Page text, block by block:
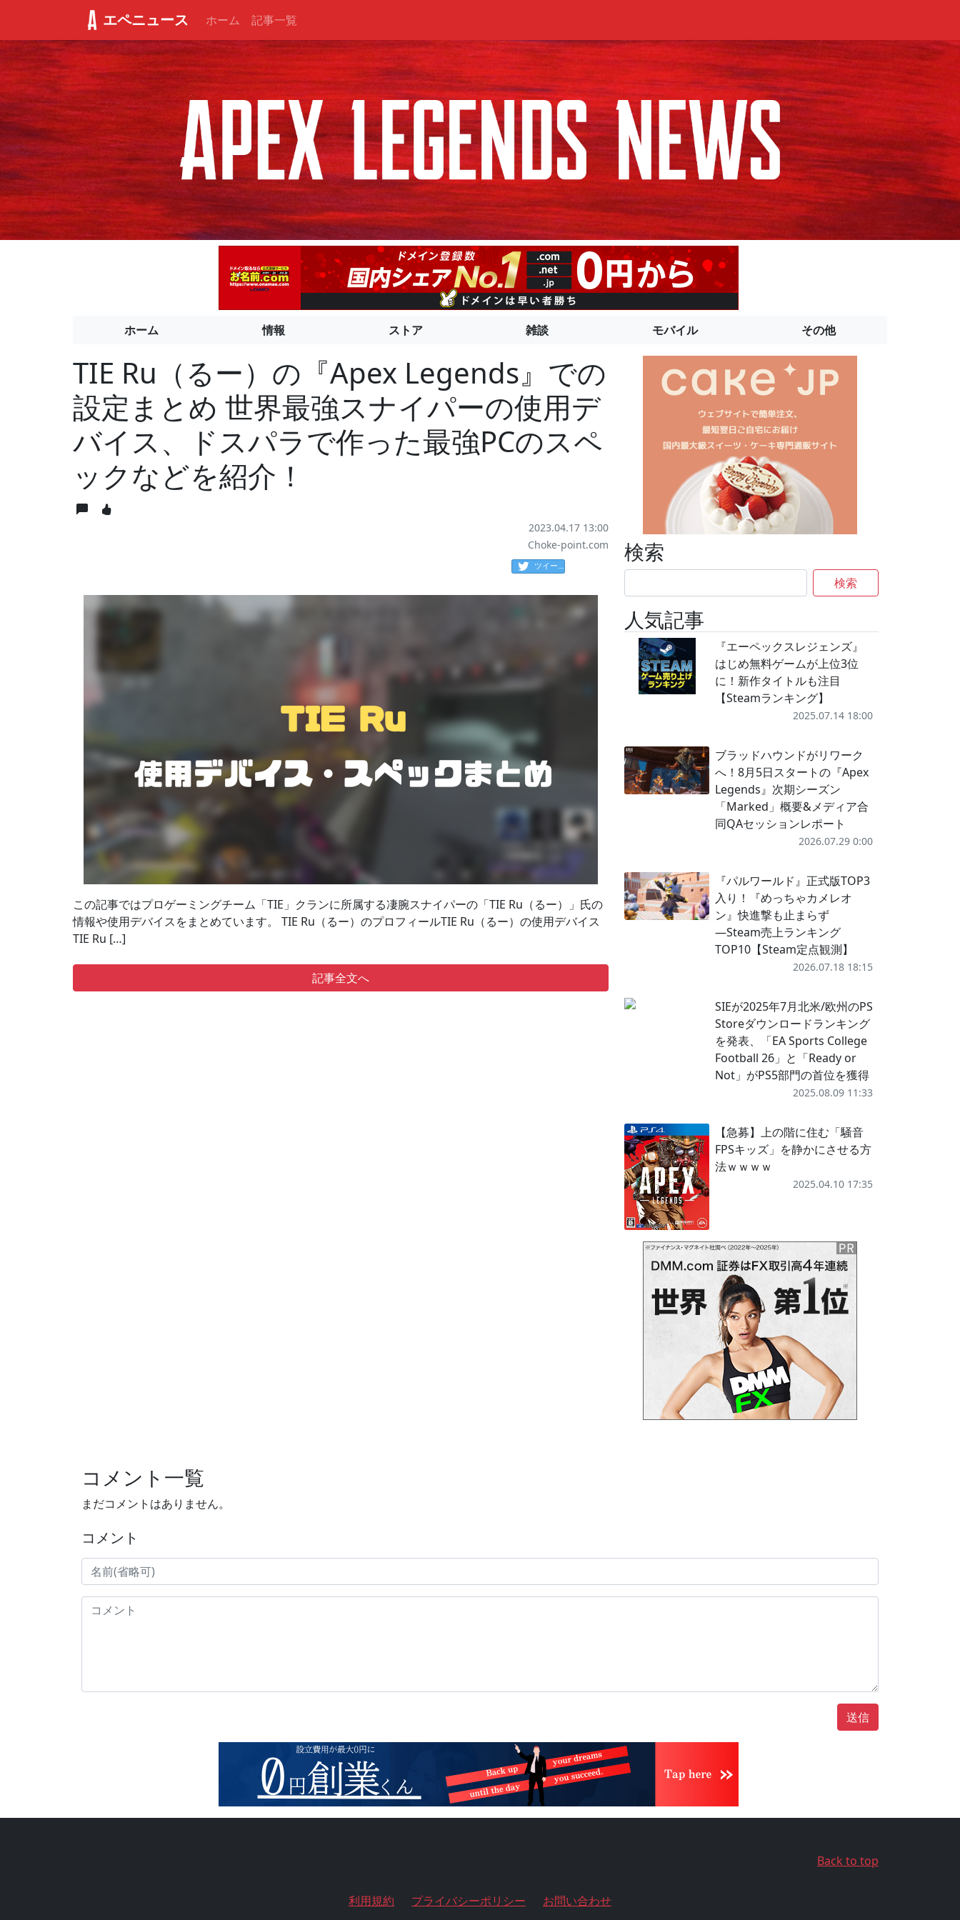
エペニュース ホーム 記事一覧
ホーム 情報 ストア 雑談 モバイル その他
TIE Ru（るー）の『Apex Legends』での
設定まとめ 世界最強スナイパーの使用デ
バイス、ドスパラで作った最強PCのスペ
ックなどを紹介！
2023.04.17 13:00
Choke-point.com
ツイート
この記事ではプロゲーミングチーム「TIE」クランに所属する凄腕スナイパーの「TIE Ru（るー）」氏の
情報や使用デバイスをまとめています。 TIE Ru（るー）のプロフィールTIE Ru（るー）の使用デバイス
TIE Ru […]
記事全文へ
検索
検索
人気記事
『エーペックスレジェンズ』
はじめ無料ゲームが上位3位
に！新作タイトルも注目
【Steamランキング】
2025.07.14 18:00
ブラッドハウンドがリワーク
へ！8月5日スタートの『Apex
Legends』次期シーズン
「Marked」概要&メディア合
同QAセッションレポート
2026.07.29 0:00
『パルワールド』正式版TOP3
入り！『めっちゃカメレオ
ン』快進撃も止まらず
―Steam売上ランキング
TOP10【Steam定点観測】
2026.07.18 18:15
SIEが2025年7月北米/欧州のPS
Storeダウンロードランキング
を発表、「EA Sports College
Football 26」と「Ready or
Not」がPS5部門の首位を獲得
2025.08.09 11:33
【急募】上の階に住む「騒音
FPSキッズ」を静かにさせる方
法ｗｗｗｗ
2025.04.10 17:35
コメント一覧
まだコメントはありません。
コメント
送信
Back to top
利用規約 プライバシーポリシー お問い合わせ